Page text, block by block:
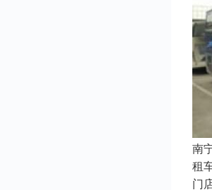
南
租
门